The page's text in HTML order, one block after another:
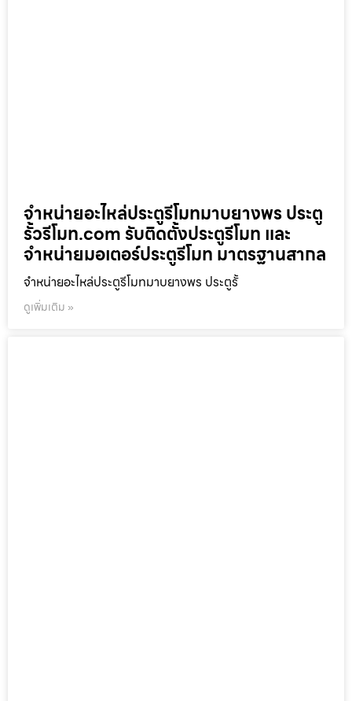
จำหน่ายอะไหล่ประตูรีโมทมาบยางพร ประตู
รั้วรีโมท.com รับติดตั้งประตูรีโมท และ
จำหน่ายมอเตอร์ประตูรีโมท มาตรฐานสากล
จำหน่ายอะไหล่ประตูรีโมทมาบยางพร ประตูรั้
ดูเพิ่มเติม »